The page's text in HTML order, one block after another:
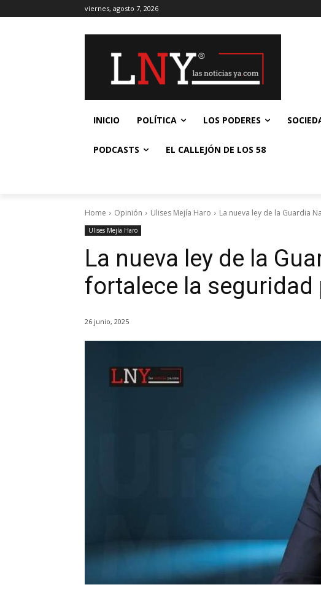
viernes, agosto 7, 2026
INICIO POLÍTICA LOS PODERES
PODCASTS EL CALLEJÓN DE LOS 58
Home Opinión Ulises Mejía Haro La nueva ley de la Guardia
Ulises Mejía Haro
La nueva ley de la
fortalece la seguridad
26 junio, 2025